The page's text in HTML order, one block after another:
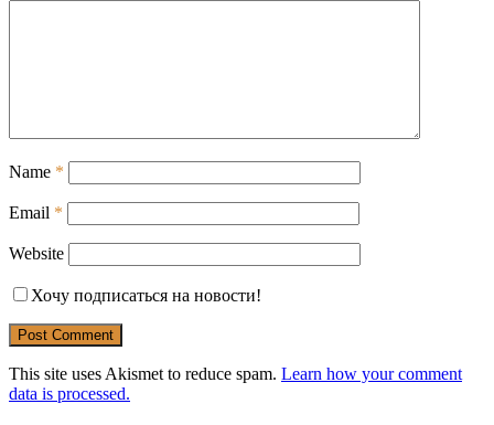
Name *
Email *
Website
Хочу подписаться на новости!
This site uses Akismet to reduce spam. Learn how your comment
data is processed.